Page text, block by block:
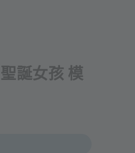
誕女孩 模